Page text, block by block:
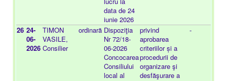
data de 24
iunie 2026
26 24-
06-
2026
TIMON
VASILE,
Consilier
ordinară Dispoziţia
Nr 72/18-
06-2026
Concocarea
Consiliului
local al
privind
aprobarea
criteriilor și a
procedurii de
organizare şi
desfăşurare a
-